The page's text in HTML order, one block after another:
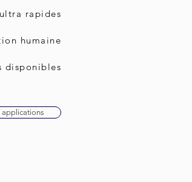
rapides
humaine
disponibles
applications